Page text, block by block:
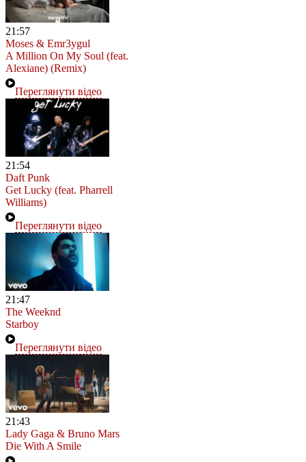
21:57
Moses & Emr3ygul
A Million On My Soul (feat.
Alexiane) (Remix)
Переглянути відео
21:54
Daft Punk
Get Lucky (feat. Pharrell
Williams)
Переглянути відео
21:47
The Weeknd
Starboy
Переглянути відео
21:43
Lady Gaga & Bruno Mars
Die With A Smile